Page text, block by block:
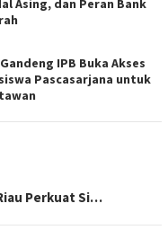
Asing, dan Peran Bank
Gandeng IPB Buka Akses
Pascasarjana untuk
Perkuat Si…